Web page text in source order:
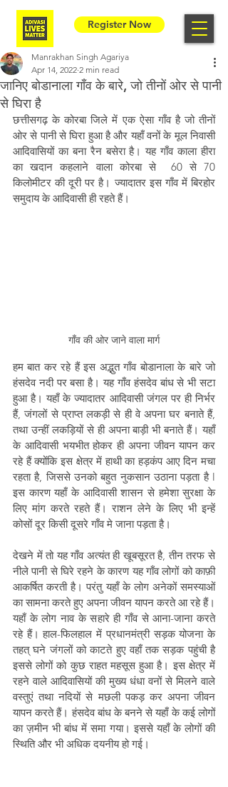
Register Now
जानिए बोडानाला गाँव के बारे, जो तीनों ओर से पानी
से घिरा है
Manrakhan Singh Agariya
Apr 14, 2022 2 min read
छत्तीसगढ़ के कोरबा जिले में एक ऐसा गाँव है जो तीनों
ओर से पानी से घिरा हुआ है और यहाँ वनों के मूल निवासी
आदिवासियों का बना रैन बसेरा है। यह गाँव काला हीरा
का खदान कहलाने वाला कोरबा से  60 से 70
किलोमीटर की दूरी पर है। ज्यादातर इस गाँव में बिरहोर
समुदाय के आदिवासी ही रहते हैं।
गाँव की ओर जाने वाला मार्ग
हम बात कर रहे हैं इस अद्भुत गाँव बोडानाला के बारे जो
हंसदेव नदी पर बसा है। यह गाँव हंसदेव बांध से भी सटा
हुआ है। यहाँ के ज्यादातर आदिवासी जंगल पर ही निर्भर
हैं, जंगलों से प्राप्त लकड़ी से ही वे अपना घर बनाते हैं,
तथा उन्हीं लकड़ियों से ही अपना बाड़ी भी बनाते हैं। यहाँ
के आदिवासी भयभीत होकर ही अपना जीवन यापन कर
रहे हैं क्योंकि इस क्षेत्र में हाथी का हड़कंप आए दिन मचा
रहता है, जिससे उनको बहुत नुकसान उठाना पड़ता है l
इस कारण यहाँ के आदिवासी शासन से हमेशा सुरक्षा के
लिए मांग करते रहते हैं। राशन लेने के लिए भी इन्हें
कोसों दूर किसी दूसरे गाँव मे जाना पड़ता है।
देखने में तो यह गाँव अत्यंत ही खूबसूरत है, तीन तरफ से
नीले पानी से घिरे रहने के कारण यह गाँव लोगों को काफ़ी
आकर्षित करती है। परंतु यहाँ के लोग अनेकों समस्याओं
का सामना करते हुए अपना जीवन यापन करते आ रहे हैं।
यहाँ के लोग नाव के सहारे ही गाँव से आना-जाना करते
रहे हैं। हाल-फिलहाल में प्रधानमंत्री सड़क योजना के
तहत् घने जंगलों को काटते हुए वहाँ तक सड़क पहुंची है
इससे लोगों को कुछ राहत महसूस हुआ है। इस क्षेत्र में
रहने वाले आदिवासियों की मुख्य धंधा वनों से मिलने वाले
वस्तुएं तथा नदियों से मछली पकड़ कर अपना जीवन
यापन करते हैं। हंसदेव बांध के बनने से यहाँ के कई लोगों
का ज़मीन भी बांध में समा गया। इससे यहाँ के लोगों की
स्थिति और भी अधिक दयनीय हो गई।